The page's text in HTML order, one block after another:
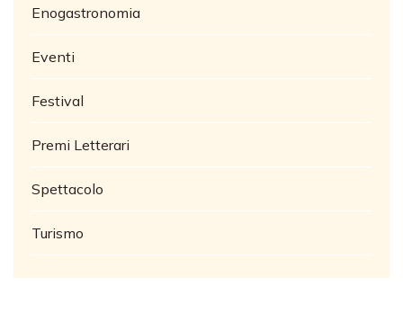
Enogastronomia
Eventi
Festival
Premi Letterari
Spettacolo
Turismo